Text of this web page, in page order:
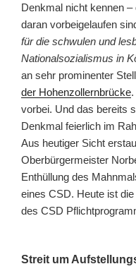
Denkmal nicht kennen
daran vorbeigelaufen
für die schwulen und
Nationalsozialismus in
an sehr prominenter
der Hohenzollernbrücke
vorbei. Und das bereits
Denkmal feierlich im
Aus heutiger Sicht
Oberbürgermeister
Enthüllung des
eines CSD. Heute ist
des CSD
Streit um